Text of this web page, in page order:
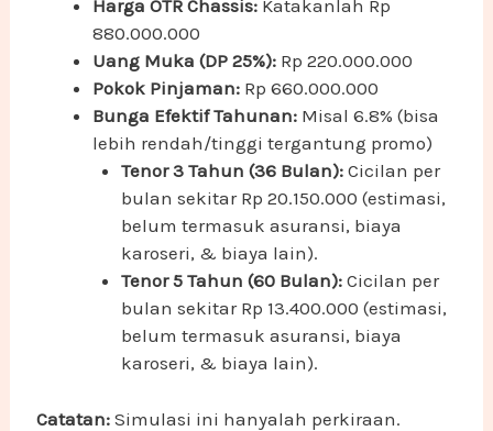
Harga OTR Chassis: Katakanlah Rp
880.000.000
Uang Muka (DP 25%): Rp 220.000.000
Pokok Pinjaman: Rp 660.000.000
Bunga Efektif Tahunan: Misal 6.8% (bisa
lebih rendah/tinggi tergantung promo)
Tenor 3 Tahun (36 Bulan):Cicilan per
bulan sekitar Rp 20.150.000 (estimasi,
belum termasuk asuransi, biaya
karoseri, & biaya lain).
Tenor 5 Tahun (60 Bulan):Cicilan per
bulan sekitar Rp 13.400.000 (estimasi,
belum termasuk asuransi, biaya
karoseri, & biaya lain).
Catatan: Simulasi ini hanyalah perkiraan.